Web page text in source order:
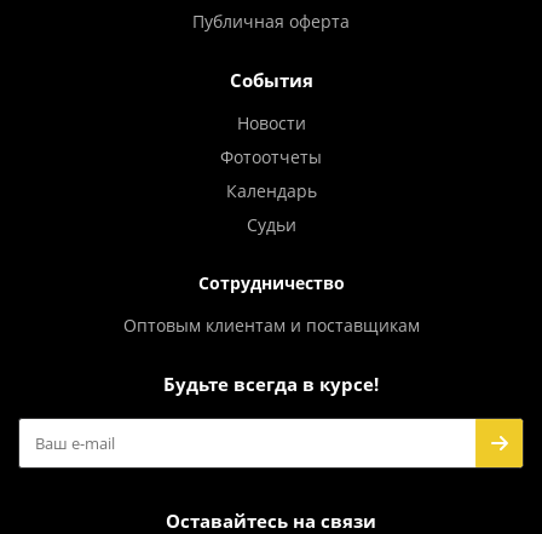
Публичная оферта
События
Новости
Фотоотчеты
Календарь
Судьи
Сотрудничество
Оптовым клиентам и поставщикам
Будьте всегда в курсе!
Оставайтесь на связи